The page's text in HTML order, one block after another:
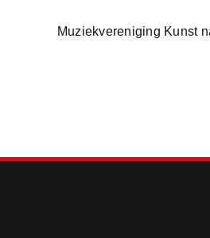
Muziekvereniging Kunst